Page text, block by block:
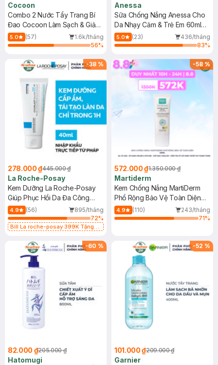
Cocoon
Combo 2 Nước Tẩy Trang Bí
Đao Cocoon Làm Sạch & Giảm
Dầu 500ml
5.0 (57)
1.6k/tháng
56%
Anessa
Sữa Chống Nắng Anessa Cho
Da Nhạy Cảm & Trẻ Em 60ml
(Mới)
5.0 (23)
436/tháng
83%
-38 %
278.000 ₫445.000 ₫
La Roche-Posay
Kem Dưỡng La Roche-Posay
Giúp Phục Hồi Da Đa Công
Dụng 40ml
4.9 (56)
895/tháng
72%
Bill La roche-posay 399K Tặng
(SL có hạn)
-58%
572.000 ₫1.350.000 ₫
Martiderm
Kem Chống Nắng MartiDerm
Phổ Rộng Bảo Vệ Toàn Diện
40ml
4.9 (110)
243/tháng
71%
-60 %
82.000 ₫205.000 ₫
Hatomugi
-52 %
101.000 ₫209.000 ₫
Garnier